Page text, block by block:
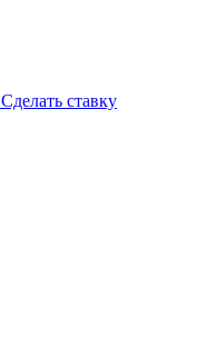
Сделать ставку